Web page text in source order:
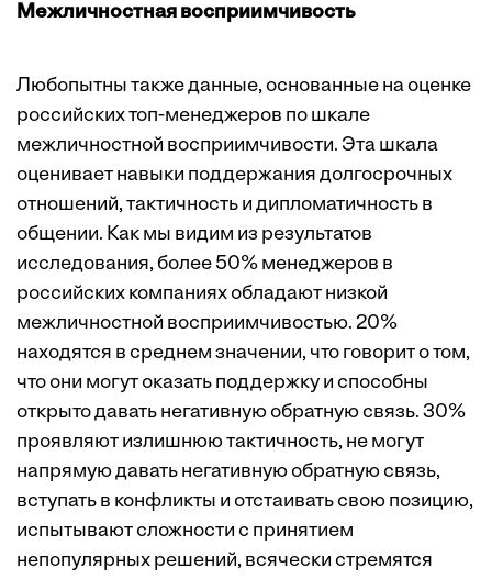
Межличностная восприимчивость
Любопытны также данные, основанные на оценке
российских топ-менеджеров по шкале
межличностной восприимчивости. Эта шкала
оценивает навыки поддержания долгосрочных
отношений, тактичность и дипломатичность в
общении. Как мы видим из результатов
исследования, более 50% менеджеров в
российских компаниях обладают низкой
межличностной восприимчивостью. 20%
находятся в среднем значении, что говорит о том,
что они могут оказать поддержку и способны
открыто давать негативную обратную связь. 30%
проявляют излишнюю тактичность, не могут
напрямую давать негативную обратную связь,
вступать в конфликты и отстаивать свою позицию,
испытывают сложности с принятием
непопулярных решений, всячески стремятся